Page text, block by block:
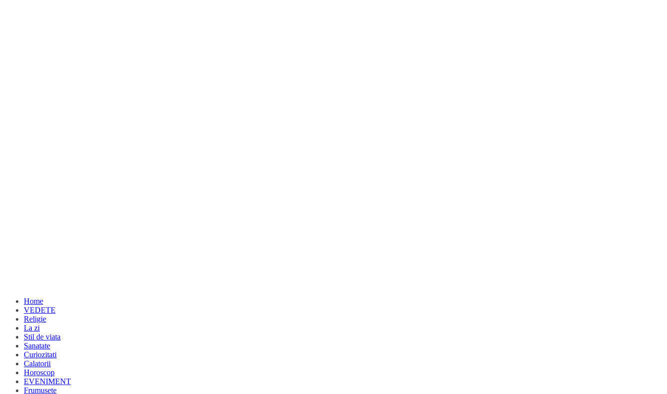
Home
VEDETE
Religie
La zi
Stil de viata
Sanatate
Curiozitati
Calatorii
Horoscop
EVENIMENT
Frumusete